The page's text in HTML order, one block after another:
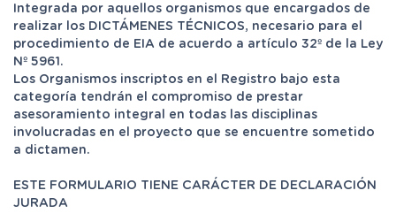
Integrada por aquellos organismos que encargados de
realizar los DICTÁMENES TÉCNICOS, necesario para el
procedimiento de EIA de acuerdo a artículo 32º de la Ley
Nº 5961.
Los Organismos inscriptos en el Registro bajo esta
categoría tendrán el compromiso de prestar
asesoramiento integral en todas las disciplinas
involucradas en el proyecto que se encuentre sometido
a dictamen.
ESTE FORMULARIO TIENE CARÁCTER DE DECLARACIÓN
JURADA